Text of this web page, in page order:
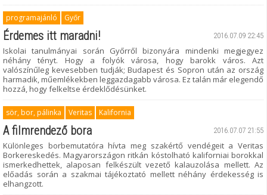
programajánló Győr
2016.07.09 22:45
Érdemes itt maradni!
Iskolai tanulmányai során Győrről bizonyára mindenki megjegyez
néhány tényt. Hogy a folyók városa, hogy barokk város. Azt
valószínűleg kevesebben tudják; Budapest és Sopron után az ország
harmadik, műemlékekben leggazdagabb városa. Ez talán már elegendő
hozzá, hogy felkeltse érdeklődésünket.
sör, bor, pálinka Veritas Kalifornia
2016.07.07 21:55
A filmrendező bora
Különleges borbemutatóra hívta meg szakértő vendégeit a Veritas
Borkereskedés. Magyarországon ritkán kóstolható kaliforniai borokkal
ismerkedhettek, alaposan felkészült vezető kalauzolása mellett. Az
előadás során a szakmai tájékoztató mellett néhány érdekesség is
elhangzott.